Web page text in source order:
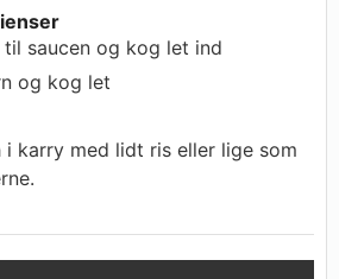
saucen og kog let ind
og kog let
i karry med lidt ris eller lige som